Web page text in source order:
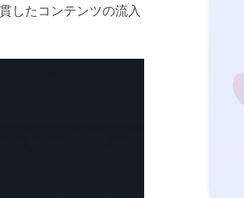
したコンテンツの流入